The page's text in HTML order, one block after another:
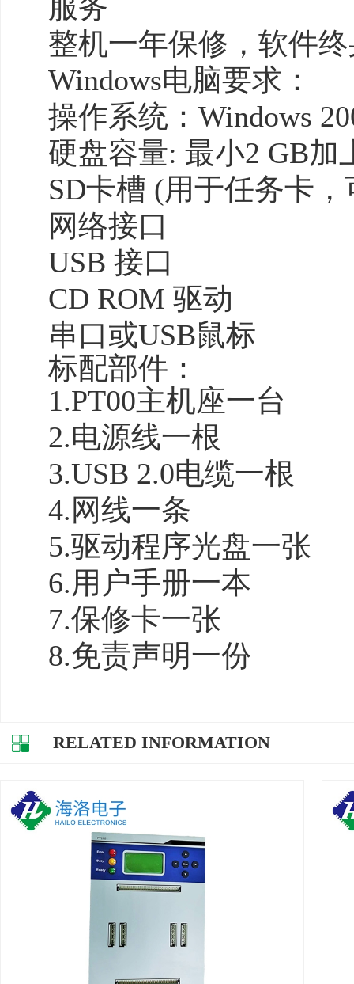
服务
整机一年保修，软件
Windows电脑要求：
操作系统：Windows
硬盘容量: 最小2 GB
SD卡槽 (用于任务卡
网络接口
USB 接口
CD ROM 驱动
串口或USB鼠标
标配部件：
1.PT00主机座一台
2.电源线一根
3.USB 2.0电缆一根
4.网线一条
5.驱动程序光盘一张
6.用户手册一本
7.保修卡一张
8.免责声明一份
RELATED INFORMATION